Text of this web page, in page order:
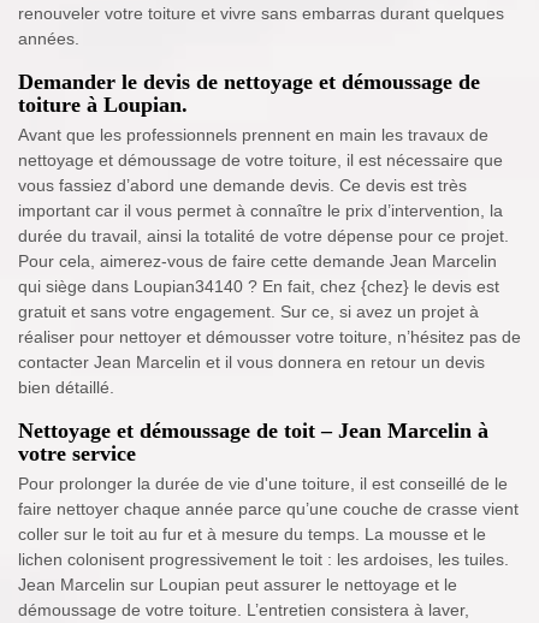
renouveler votre toiture et vivre sans embarras durant quelques
années.
Demander le devis de nettoyage et démoussage de
toiture à Loupian.
Avant que les professionnels prennent en main les travaux de
nettoyage et démoussage de votre toiture, il est nécessaire que
vous fassiez d’abord une demande devis. Ce devis est très
important car il vous permet à connaître le prix d’intervention, la
durée du travail, ainsi la totalité de votre dépense pour ce projet.
Pour cela, aimerez-vous de faire cette demande Jean Marcelin
qui siège dans Loupian34140 ? En fait, chez {chez} le devis est
gratuit et sans votre engagement. Sur ce, si avez un projet à
réaliser pour nettoyer et démousser votre toiture, n’hésitez pas de
contacter Jean Marcelin et il vous donnera en retour un devis
bien détaillé.
Nettoyage et démoussage de toit – Jean Marcelin à
votre service
Pour prolonger la durée de vie d'une toiture, il est conseillé de le
faire nettoyer chaque année parce qu’une couche de crasse vient
coller sur le toit au fur et à mesure du temps. La mousse et le
lichen colonisent progressivement le toit : les ardoises, les tuiles.
Jean Marcelin sur Loupian peut assurer le nettoyage et le
démoussage de votre toiture. L’entretien consistera à laver,